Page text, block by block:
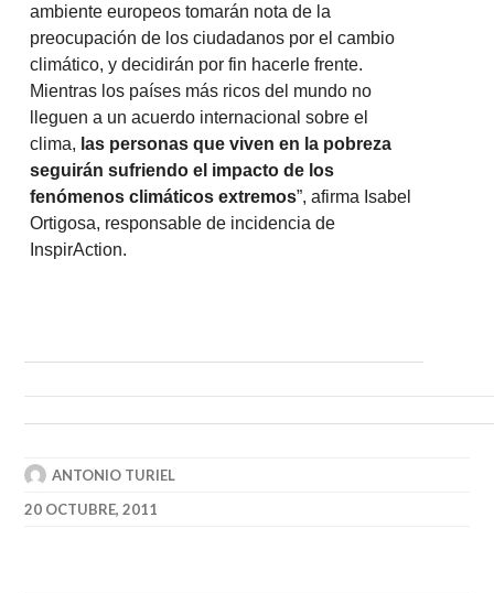
ambiente europeos tomarán nota de la
preocupación de los ciudadanos por el cambio
climático, y decidirán por fin hacerle frente.
Mientras los países más ricos del mundo no
lleguen a un acuerdo internacional sobre el
clima, las personas que viven en la pobreza
seguirán sufriendo el impacto de los
fenómenos climáticos extremos”, afirma Isabel
Ortigosa, responsable de incidencia de
InspirAction.
ANTONIO TURIEL
20 OCTUBRE, 2011